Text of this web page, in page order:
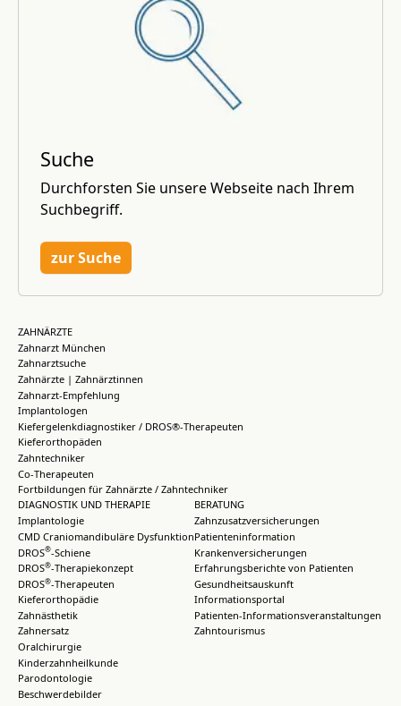
Suche
Durchforsten Sie unsere Webseite nach Ihrem
Suchbegriff.
zur Suche
ZAHNÄRZTE
Zahnarzt München
Zahnarztsuche
Zahnärzte | Zahnärztinnen
Zahnarzt-Empfehlung
Implantologen
Kiefergelenkdiagnostiker / DROS®-Therapeuten
Kieferorthopäden
Zahntechniker
Co-Therapeuten
Fortbildungen für Zahnärzte / Zahntechniker
DIAGNOSTIK UND THERAPIE
Implantologie
CMD Craniomandibuläre Dysfunktion
DROS®-Schiene
DROS®-Therapiekonzept
DROS®-Therapeuten
Kieferorthopädie
Zahnästhetik
Zahnersatz
Oralchirurgie
Kinderzahnheilkunde
Parodontologie
Beschwerdebilder
BERATUNG
Zahnzusatzversicherungen
Patienteninformation
Krankenversicherungen
Erfahrungsberichte von Patienten
Gesundheitsauskunft
Informationsportal
Patienten-Informationsveranstaltungen
Zahntourismus